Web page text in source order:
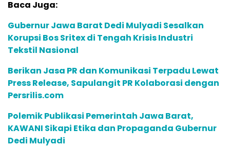
Baca Juga:
Gubernur Jawa Barat Dedi Mulyadi Sesalkan
Korupsi Bos Sritex di Tengah Krisis Industri
Tekstil Nasional
Berikan Jasa PR dan Komunikasi Terpadu Lewat
Press Release, Sapulangit PR Kolaborasi dengan
Persrilis.com
Polemik Publikasi Pemerintah Jawa Barat,
KAWANI Sikapi Etika dan Propaganda Gubernur
Dedi Mulyadi